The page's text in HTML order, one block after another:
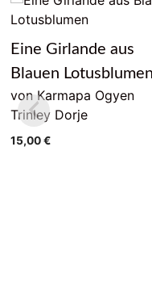
Eine Girlande aus
Blauen Lotusblumen
von Karmapa Ogyen
Trinley Dorje
15,00€